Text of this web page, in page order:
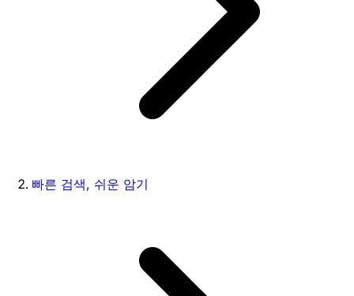
빠른 검색, 쉬운 암기